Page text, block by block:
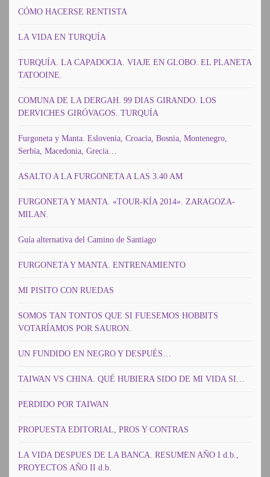
CÓMO HACERSE RENTISTA
LA VIDA EN TURQUÍA
TURQUÍA. LA CAPADOCIA. VIAJE EN GLOBO. EL PLANETA
TATOOINE.
COMUNA DE LA DERGAH. 99 DIAS GIRANDO. LOS
DERVICHES GIRÓVAGOS. TURQUÍA
Furgoneta y Manta. Eslovenia, Croacia, Bosnia, Montenegro,
Serbia, Macedonia, Grecia…
ASALTO A LA FURGONETA A LAS 3.40 AM
FURGONETA Y MANTA. «TOUR-KÍA 2014». ZARAGOZA-
MILAN.
Guía alternativa del Camino de Santiago
FURGONETA Y MANTA. ENTRENAMIENTO
MI PISITO CON RUEDAS
SOMOS TAN TONTOS QUE SI FUESEMOS HOBBITS
VOTARÍAMOS POR SAURON.
UN FUNDIDO EN NEGRO Y DESPUÉS…
TAIWAN VS CHINA. QUÉ HUBIERA SIDO DE MI VIDA SI…
PERDIDO POR TAIWAN
PROPUESTA EDITORIAL, PROS Y CONTRAS
LA VIDA DESPUES DE LA BANCA. RESUMEN AÑO I d.b.,
PROYECTOS AÑO II d.b.